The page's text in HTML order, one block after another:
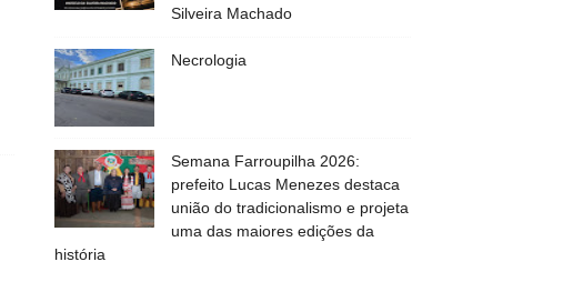
Silveira Machado
Necrologia
Semana Farroupilha 2026:
prefeito Lucas Menezes destaca
união do tradicionalismo e projeta
uma das maiores edições da
história